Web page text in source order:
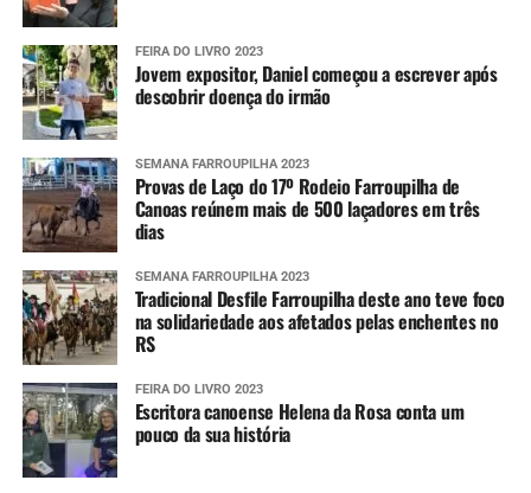
FEIRA DO LIVRO 2023
Jovem expositor, Daniel começou a escrever após
descobrir doença do irmão
SEMANA FARROUPILHA 2023
Provas de Laço do 17º Rodeio Farroupilha de
Canoas reúnem mais de 500 laçadores em três
dias
SEMANA FARROUPILHA 2023
Tradicional Desfile Farroupilha deste ano teve foco
na solidariedade aos afetados pelas enchentes no
RS
FEIRA DO LIVRO 2023
Escritora canoense Helena da Rosa conta um
pouco da sua história